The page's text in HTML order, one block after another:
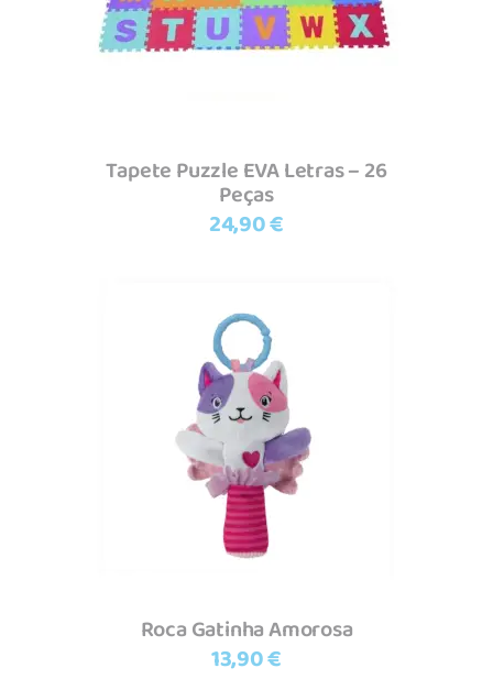
Tapete Puzzle EVA Letras – 26
Peças
24,90€
Adicionar
Roca Gatinha Amorosa
13,90€